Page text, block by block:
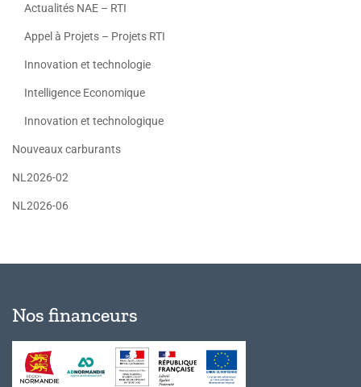
Actualités NAE – RTI
Appel à Projets – Projets RTI
Innovation et technologie
Intelligence Economique
Innovation et technologique
Nouveaux carburants
NL2026-02
NL2026-06
Nos financeurs